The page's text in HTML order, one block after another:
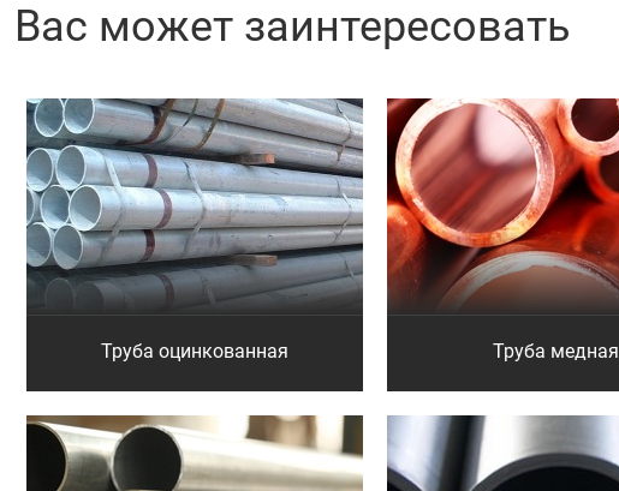
Вас может заинтересовать
Труба оцинкованная Труба медная